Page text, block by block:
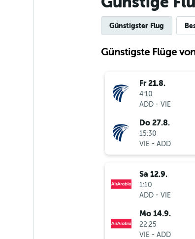
Günstigster Flug
Günstigste Flüge
Fr 21.8.
4:10
ADD- VIE
Do 27.8.
15:30
VIE - ADD
Sa 12.9.
1:10
ADD- VIE
Mo 14.9.
22:25
VIE - ADD